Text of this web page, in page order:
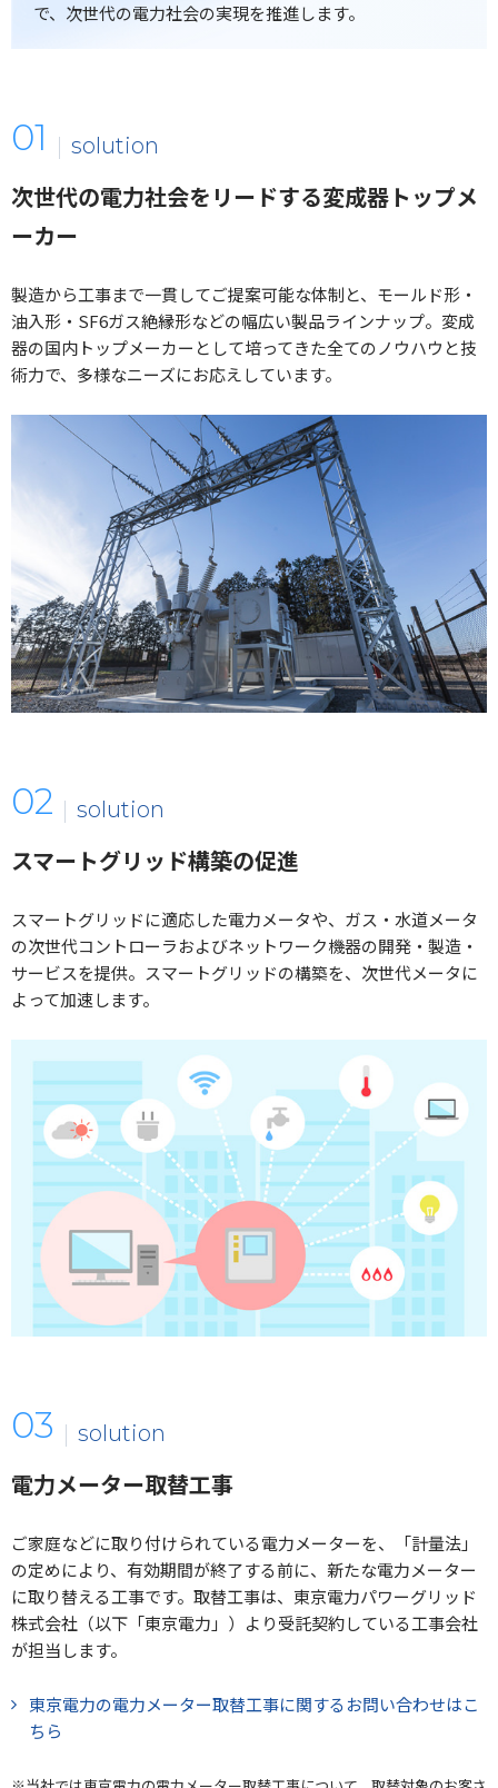
で、次世代の電力社会の実現を推進します。
solution
次世代の電力社会をリードする変成器トップメ
ーカー
製造から工事まで一貫してご提案可能な体制と、モールド形・
油入形・SF6ガス絶縁形などの幅広い製品ラインナップ。変成
器の国内トップメーカーとして培ってきた全てのノウハウと技
術力で、多様なニーズにお応えしています。
solution
スマートグリッド構築の促進
スマートグリッドに適応した電力メータや、ガス・水道メータ
の次世代コントローラおよびネットワーク機器の開発・製造・
サービスを提供。スマートグリッドの構築を、次世代メータに
よって加速します。
solution
電力メーター取替工事
ご家庭などに取り付けられている電力メーターを、「計量法」
の定めにより、有効期間が終了する前に、新たな電力メーター
に取り替える工事です。取替工事は、東京電力パワーグリッド
株式会社（以下「東京電力」）より受託契約している工事会社
が担当します。
東京電力の電力メーター取替工事に関するお問い合わせはこ
ちら